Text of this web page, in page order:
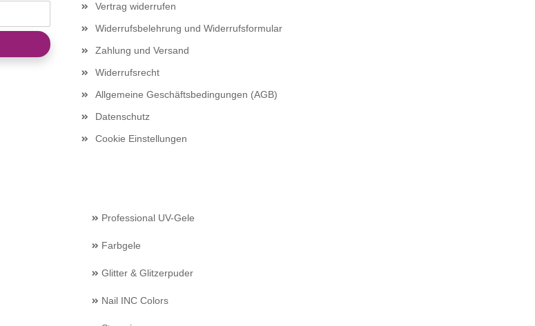
Vertrag widerrufen
Widerrufsbelehrung und Widerrufsformular
Zahlung und Versand
Widerrufsrecht
Allgemeine Geschäftsbedingungen (AGB)
Datenschutz
Cookie Einstellungen
Professional UV-Gele
Farbgele
Glitter & Glitzerpuder
Nail INC Colors